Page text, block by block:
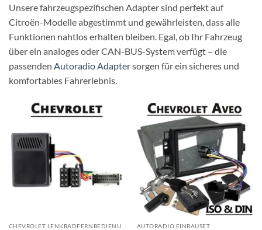
Unsere fahrzeugspezifischen Adapter sind perfekt auf
Citroën-Modelle abgestimmt und gewährleisten, dass alle
Funktionen nahtlos erhalten bleiben. Egal, ob Ihr Fahrzeug
über ein analoges oder CAN-BUS-System verfügt – die
passenden Autoradio Adaptersorgen für ein sicheres und
komfortables Fahrerlebnis.
AUTORADIO EINBAUSET